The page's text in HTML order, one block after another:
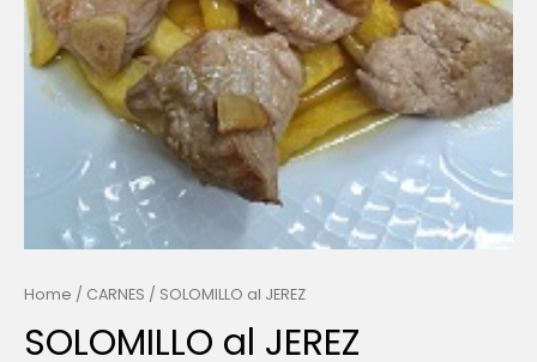
Home / CARNES / SOLOMILLO al JEREZ
SOLOMILLO al JEREZ